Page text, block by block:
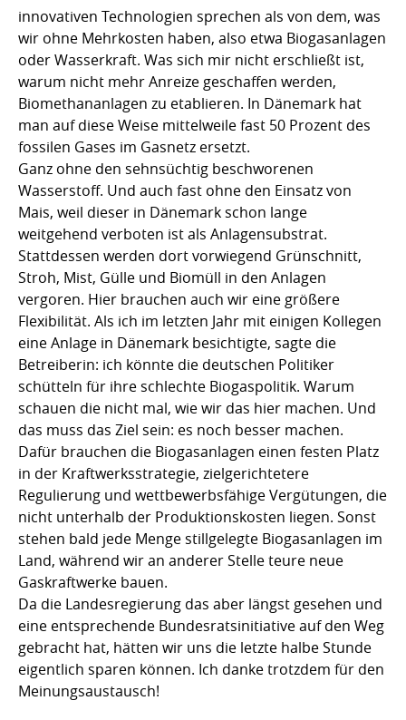
innovativen Technologien sprechen als von dem, was
wir ohne Mehrkosten haben, also etwa Biogasanlagen
oder Wasserkraft. Was sich mir nicht erschließt ist,
warum nicht mehr Anreize geschaffen werden,
Biomethananlagen zu etablieren. In Dänemark hat
man auf diese Weise mittelweile fast 50 Prozent des
fossilen Gases im Gasnetz ersetzt.
Ganz ohne den sehnsüchtig beschworenen
Wasserstoff. Und auch fast ohne den Einsatz von
Mais, weil dieser in Dänemark schon lange
weitgehend verboten ist als Anlagensubstrat.
Stattdessen werden dort vorwiegend Grünschnitt,
Stroh, Mist, Gülle und Biomüll in den Anlagen
vergoren. Hier brauchen auch wir eine größere
Flexibilität. Als ich im letzten Jahr mit einigen Kollegen
eine Anlage in Dänemark besichtigte, sagte die
Betreiberin: ich könnte die deutschen Politiker
schütteln für ihre schlechte Biogaspolitik. Warum
schauen die nicht mal, wie wir das hier machen. Und
das muss das Ziel sein: es noch besser machen.
Dafür brauchen die Biogasanlagen einen festen Platz
in der Kraftwerksstrategie, zielgerichtetere
Regulierung und wettbewerbsfähige Vergütungen, die
nicht unterhalb der Produktionskosten liegen. Sonst
stehen bald jede Menge stillgelegte Biogasanlagen im
Land, während wir an anderer Stelle teure neue
Gaskraftwerke bauen.
Da die Landesregierung das aber längst gesehen und
eine entsprechende Bundesratsinitiative auf den Weg
gebracht hat, hätten wir uns die letzte halbe Stunde
eigentlich sparen können. Ich danke trotzdem für den
Meinungsaustausch!